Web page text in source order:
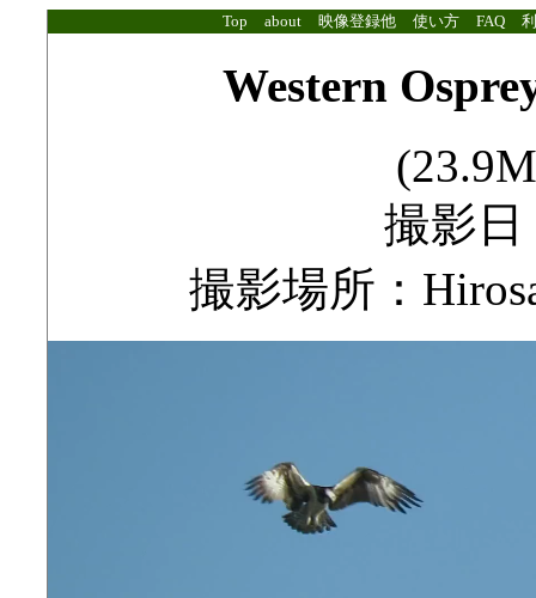
Top about 映像登録他 使い方 FAQ
Western
撮影日
撮影場所：